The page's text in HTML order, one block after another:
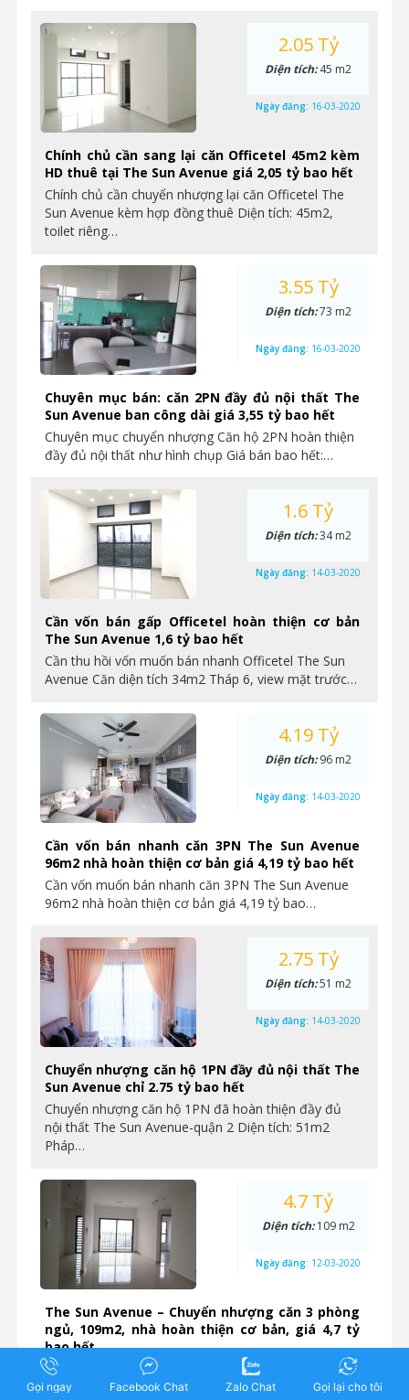
Chính chủ cần sang lại căn Officetel 45m2 kèm
HD thuê tại The Sun Avenue giá 2,05 tỷ bao hết
Chính chủ cần chuyển nhượng lại căn Officetel The
Sun Avenue kèm hợp đồng thuê Diện tích: 45m2,
toilet riêng…
2.05 Tỷ
Diện tích:45 m2
Ngày đăng: 16-03-2020
Chuyên mục bán: căn 2PN đầy đủ nội thất The
Sun Avenue ban công dài giá 3,55 tỷ bao hết
Chuyên mục chuyển nhượng Căn hộ 2PN hoàn thiện
đầy đủ nội thất như hình chụp Giá bán bao hết:…
3.55 Tỷ
Diện tích:73 m2
Ngày đăng: 16-03-2020
Cần vốn bán gấp Officetel hoàn thiện cơ bản
The Sun Avenue 1,6 tỷ bao hết
Cần thu hồi vốn muốn bán nhanh Officetel The Sun
Avenue Căn diện tích 34m2 Tháp 6, view mặt trước…
1.6 Tỷ
Diện tích:34 m2
Ngày đăng: 14-03-2020
Cần vốn bán nhanh căn 3PN The Sun Avenue
96m2 nhà hoàn thiện cơ bản giá 4,19 tỷ bao hết
Cần vốn muốn bán nhanh căn 3PN The Sun Avenue
96m2 nhà hoàn thiện cơ bản giá 4,19 tỷ bao…
4.19 Tỷ
Diện tích:96 m2
Ngày đăng: 14-03-2020
Chuyển nhượng căn hộ 1PN đầy đủ nội thất The
Sun Avenue chỉ 2.75 tỷ bao hết
Chuyển nhượng căn hộ 1PN đã hoàn thiện đầy đủ
nội thất The Sun Avenue-quận 2 Diện tích: 51m2
Pháp…
2.75 Tỷ
Diện tích:51 m2
Ngày đăng: 14-03-2020
The Sun Avenue – Chuyển nhượng căn 3 phòng
ngủ, 109m2, nhà hoàn thiện cơ bản, giá 4,7 tỷ
bao hết
Chuyển nhượng căn 3 phòng ngủ, diện tích lớn nhất
dự án, The Sun Avenue số 28 Mai Chí Thọ,…
4.7 Tỷ
Diện tích:109 m2
Ngày đăng: 12-03-2020
Gọi ngay Facebook Chat Zalo Chat Gọi lại cho tôi